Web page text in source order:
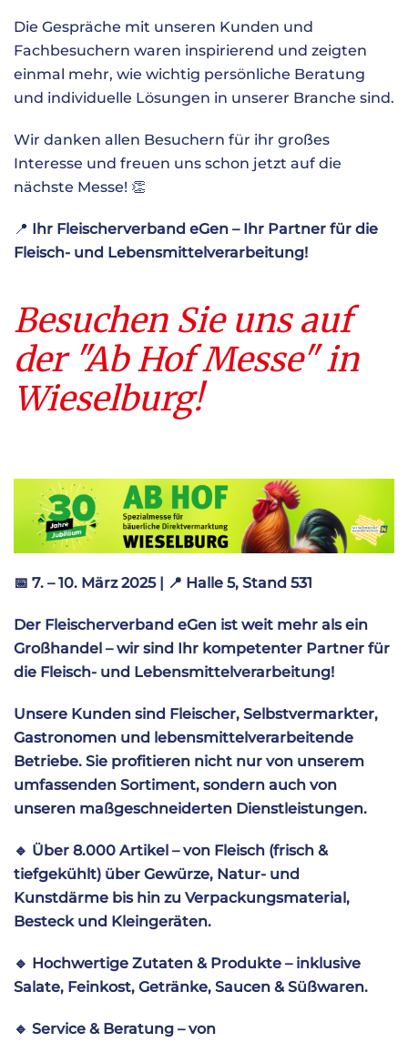
Die Gespräche mit unseren Kunden und
Fachbesuchern waren inspirierend und zeigten
einmal mehr, wie wichtig persönliche Beratung
und individuelle Lösungen in unserer Branche sind.
Wir danken allen Besuchern für ihr großes
Interesse und freuen uns schon jetzt auf die
nächste Messe! 👏
📍 Ihr Fleischerverband eGen – Ihr Partner für die
Fleisch- und Lebensmittelverarbeitung!
Besuchen Sie uns auf
der "Ab Hof Messe" in
Wieselburg!
📅 7. – 10. März 2025 | 📍 Halle 5, Stand 531
Der Fleischerverband eGen ist weit mehr als ein
Großhandel – wir sind Ihr kompetenter Partner für
die Fleisch- und Lebensmittelverarbeitung!
Unsere Kunden sind Fleischer, Selbstvermarkter,
Gastronomen und lebensmittelverarbeitende
Betriebe. Sie profitieren nicht nur von unserem
umfassenden Sortiment, sondern auch von
unseren maßgeschneiderten Dienstleistungen.
🔹 Über 8.000 Artikel – von Fleisch (frisch &
tiefgekühlt) über Gewürze, Natur- und
Kunstdärme bis hin zu Verpackungsmaterial,
Besteck und Kleingeräten.
🔹 Hochwertige Zutaten & Produkte – inklusive
Salate, Feinkost, Getränke, Saucen & Süßwaren.
🔹 Service & Beratung – von